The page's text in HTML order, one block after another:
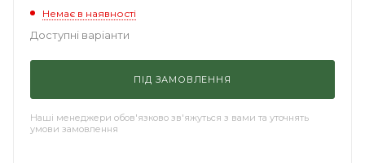
Немає в наявності
Доступні варіанти
ПІД ЗАМОВЛЕННЯ
Наші менеджери обов'язково зв'яжуться з вами та уточнять
умови замовлення